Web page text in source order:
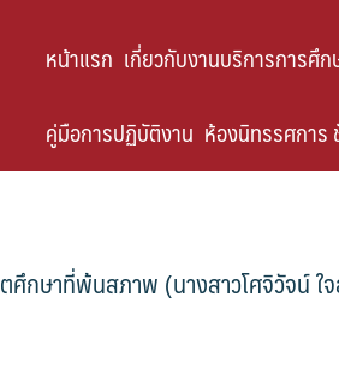
หน้าแรก เกี่ยวกับงานบริการการศึก
คู่มือการปฏิบัติงาน ห้องนิทรรศการ
ศึกษาที่พ้นสภาพ (นางสาวโศจิวัจน์ ใ